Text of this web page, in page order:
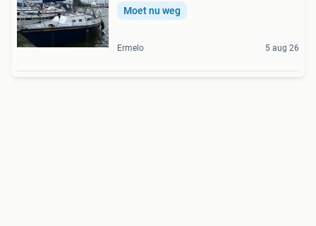
Moet nu weg
Ermelo 5 aug 26